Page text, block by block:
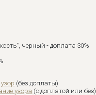
черный - доплата 30%
узор (без доплаты).
узора (с доплатой или без).